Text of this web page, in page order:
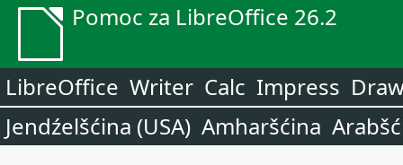
Pomoc za LibreOffice 26.2
LibreOffice Writer Calc Impress
Jendźelšćina (USA) Amharšćina